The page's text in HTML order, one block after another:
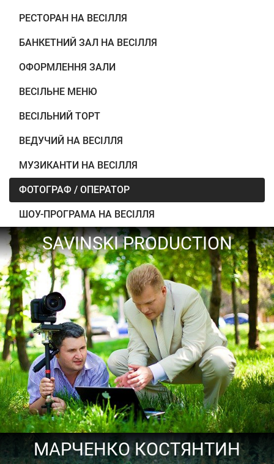
РЕСТОРАН НА ВЕСІЛЛЯ
БАНКЕТНИЙ ЗАЛ НА ВЕСІЛЛЯ
ОФОРМЛЕННЯ ЗАЛИ
ВЕСІЛЬНЕ МЕНЮ
ВЕСІЛЬНИЙ ТОРТ
ВЕДУЧИЙ НА ВЕСІЛЛЯ
МУЗИКАНТИ НА ВЕСІЛЛЯ
ФОТОГРАФ / ОПЕРАТОР
ШОУ-ПРОГРАМА НА ВЕСІЛЛЯ
SAVINSKI PRODUCTION
МАРЧЕНКО КОСТЯНТИН